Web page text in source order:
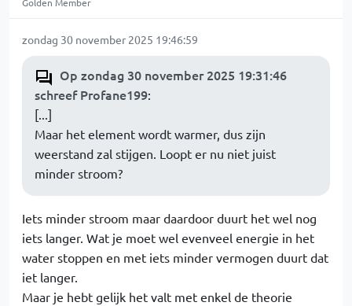
zondag 30 november 2025 19:46:59
Op zondag 30 november 2025 19:31:46
schreef Profane199:
[...]
Maar het element wordt warmer, dus zijn
weerstand zal stijgen. Loopt er nu niet juist
minder stroom?
Iets minder stroom maar daardoor duurt het wel nog
iets langer. Wat je moet wel evenveel energie in het
water stoppen en met iets minder vermogen duurt dat
iet langer.
Maar je hebt gelijk het valt met enkel de theorie